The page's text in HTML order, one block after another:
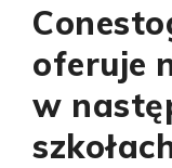
oferuje
w